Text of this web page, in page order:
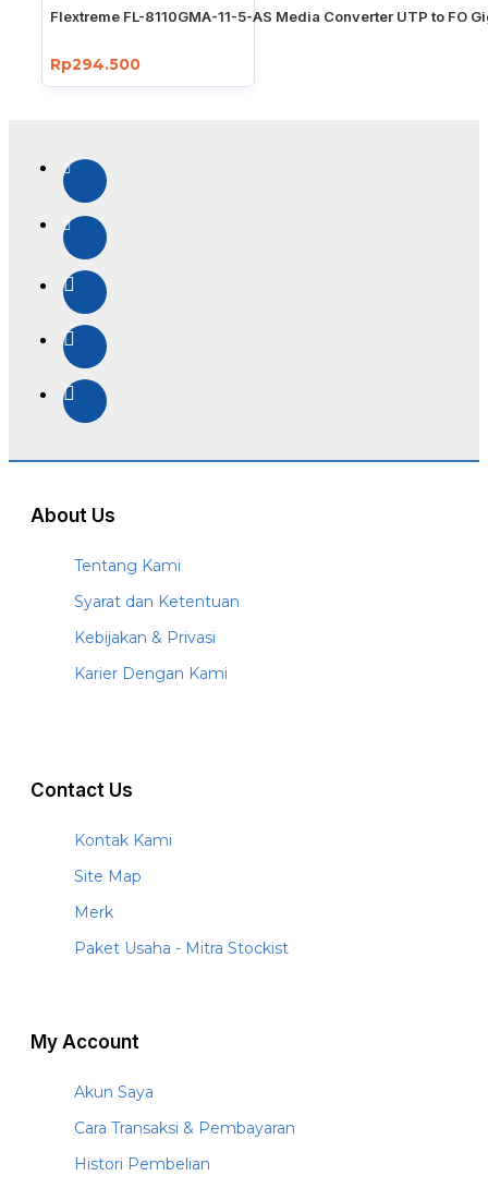
Flextreme FL-8110GMA-11-5-AS Media Converter UTP to FO
Rp294.500
About Us
Tentang Kami
Syarat dan Ketentuan
Kebijakan & Privasi
Karier Dengan Kami
Contact Us
Kontak Kami
Site Map
Merk
Paket Usaha - Mitra Stockist
My Account
Akun Saya
Cara Transaksi & Pembayaran
Histori Pembelian